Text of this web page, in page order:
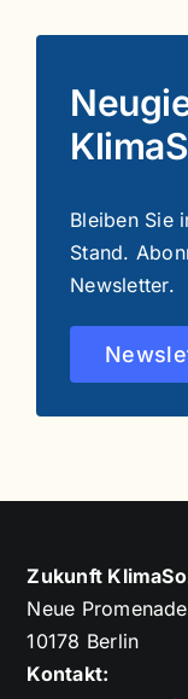
Bleiben Sie
Stand.
Newsletter.
Zukunft
Neue
10178 Berlin
Kontakt: